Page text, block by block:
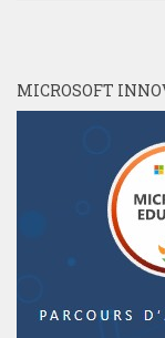
MICROSOFT